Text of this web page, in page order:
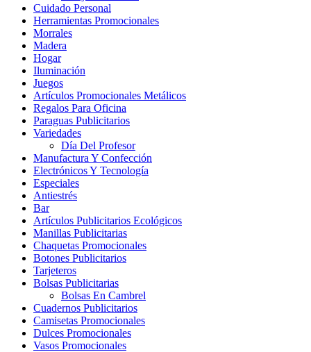
Cuidado Personal
Herramientas Promocionales
Morrales
Madera
Hogar
Iluminación
Juegos
Artículos Promocionales Metálicos
Regalos Para Oficina
Paraguas Publicitarios
Variedades
Día Del Profesor
Manufactura Y Confección
Electrónicos Y Tecnología
Especiales
Antiestrés
Bar
Artículos Publicitarios Ecológicos
Manillas Publicitarias
Chaquetas Promocionales
Botones Publicitarios
Tarjeteros
Bolsas Publicitarias
Bolsas En Cambrel
Cuadernos Publicitarios
Camisetas Promocionales
Dulces Promocionales
Vasos Promocionales